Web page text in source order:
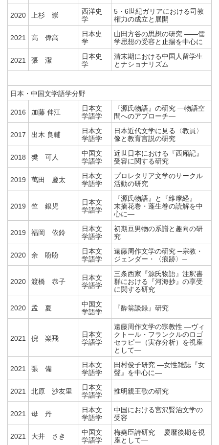
2020 上杉 崇
西洋史
学
5・6世紀ガリアにおける司教
権力の成立と展開
2021 高 偉高
日本史
学
山田方谷の思想の研究 ――儒
学思想の受容と止揚を中心に
2021 張 潔
日本史
学
清末期における中国人留学生
とナショナリズム
日本・中国文学語学分野
2016 加藤 伸江
日本文
学語学
『源氏物語』の研究 ―物語空
間へのアプローチ―
2017 出木 良輔
日本文
学語学
日本近代文学に見る〈教員〉
像と教育言説の研究
2018 樊 可人
中国文
学語学
近世日本における『西廂記』
受容に関する研究
2019 萬田 慶太
日本文
学語学
プロレタリア文学のサークル
活動の研究
2019 竺 銀児
日本文
学語学
『源氏物語』と『維摩経』―
末摘花巻・蓬生巻の読解を中
心に―
2019 福岡 依鈴
日本文
学語学
初期豆男物の系譜と趣向の研
究
2020 余 盼盼
日本文
学語学
遠藤周作文学の研究 ─宗教・
ジェンダー・〈痕跡〉─
2020 渡橋 恭子
日本文
学語学
三条西家『源氏物語』注釈書
群における『河海抄』の享受
に関する研究
2020 孟 夏
中国文
学語学
『酔翁談録』研究
2021 倪 楽飛
日本文
学語学
遠藤周作文学の宗教性 ―ヴィ
クトール・フランクルのロゴ
セラピー（実存分析）を視座
として―
2021 張 備
日本文
学語学
田村俊子研究 ―女性雑誌『女
聲』を中心に―
2021 北原 沙友里
日本文
学語学
惟明親王歌の研究
2021 母 丹
日本文
学語学
中国における宮沢賢治文学の
受容
2021 大井 さき
中国文
学語学
梅堯臣詩研究 ―慶暦後期を視
座として―